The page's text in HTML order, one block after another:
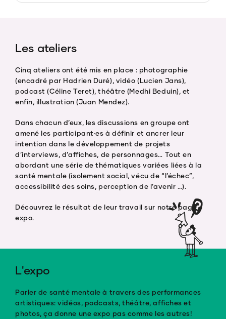
Les ateliers
Cinq ateliers ont été mis en place : photographie
(encadré par Hadrien Duré), vidéo (Lucien Jans),
podcast (Céline Teret), théâtre (Medhi Beduin), et
enfin, illustration (Juan Mendez).
Dans chacun d’eux, les discussions en groupe ont
amené les participant·es à définir et ancrer leur
intention dans le développement de projets
d’interviews, d’affiches, de personnages… Tout en
abordant une série de thématiques variées liées à la
santé mentale (isolement social, vécu de “l’échec”,
accessibilité des soins, perception de l’avenir …).
Découvrez le résultat de leur travail sur notre page
expo.
L'expo
Parler de santé mentale à travers des performances
artistiques: vidéos, podcasts, théâtre, affiches et
photos, ça donne une expo pas comme les autres!